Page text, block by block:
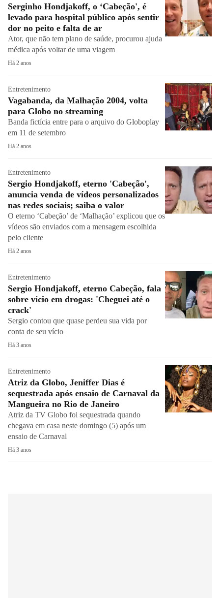
Serginho Hondjakoff, o ‘Cabeção', é
levado para hospital público após sentir
dor no peito e falta de ar
Ator, que não tem plano de saúde, procurou ajuda
médica após voltar de uma viagem
Há 2 anos
Entretenimento
Vagabanda, da Malhação 2004, volta
para Globo no streaming
Banda fictícia entre para o arquivo do Globoplay
em 11 de setembro
Há 2 anos
Entretenimento
Sergio Hondjakoff, eterno 'Cabeção',
anuncia venda de vídeos personalizados
nas redes sociais; saiba o valor
O eterno ‘Cabeção’ de ‘Malhação’ explicou que os
vídeos são enviados com a mensagem escolhida
pelo cliente
Há 2 anos
Entretenimento
Sergio Hondjakoff, eterno Cabeção, fala
sobre vício em drogas: 'Cheguei até o
crack'
Sergio contou que quase perdeu sua vida por
conta de seu vício
Há 3 anos
Entretenimento
Atriz da Globo, Jeniffer Dias é
sequestrada após ensaio de Carnaval da
Mangueira no Rio de Janeiro
Atriz da TV Globo foi sequestrada quando
chegava em casa neste domingo (5) após um
ensaio de Carnaval
Há 3 anos